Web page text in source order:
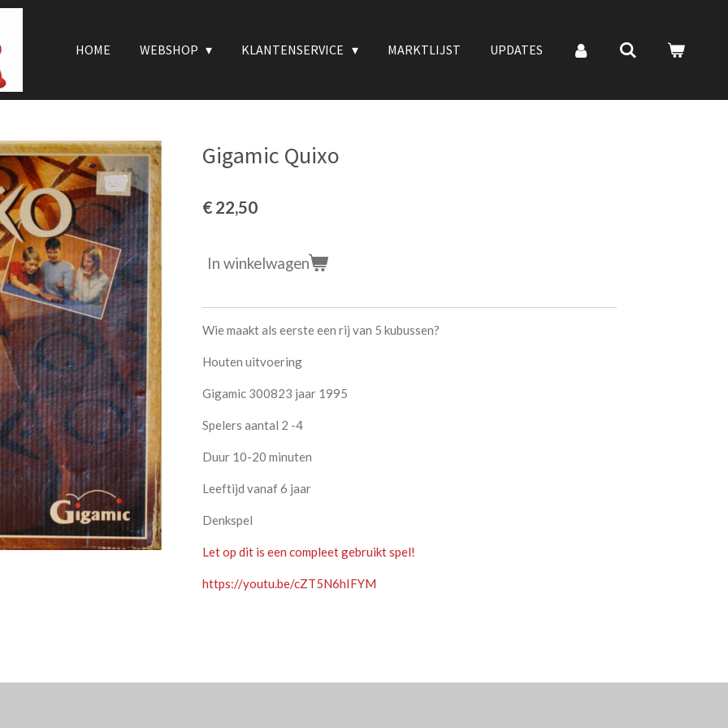
HOME WEBSHOP KLANTENSERVICE MARKTLIJST UPDATES
Gigamic Quixo
€ 22,50
In winkelwagen
Wie maakt als eerste een rij van 5 kubussen?
Houten uitvoering
Gigamic 300823 jaar 1995
Spelers aantal 2 -4
Duur 10-20 minuten
Leeftijd vanaf 6 jaar
Denkspel
Let op dit is een compleet gebruikt spel!
https://youtu.be/cZT5N6hIFYM